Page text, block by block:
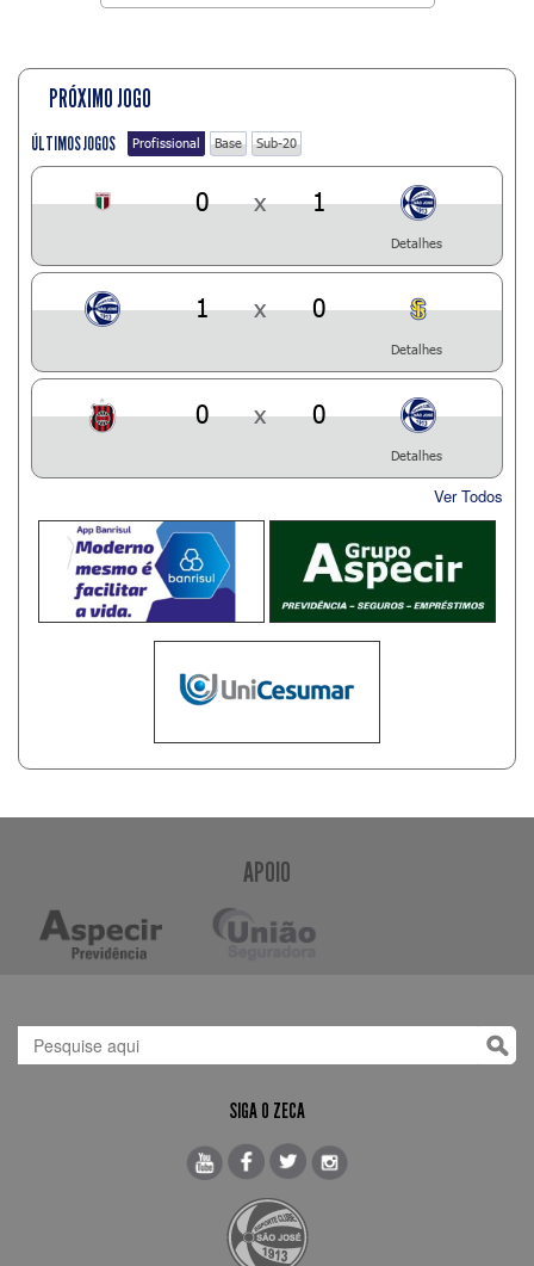
PRÓXIMO JOGO
ÚLTIMOS JOGOS Profissional Base Sub-20
0 x 1
Detalhes
1 x 0
Detalhes
0 x 0
Detalhes
Ver Todos
APOIO
SIGA O ZECA